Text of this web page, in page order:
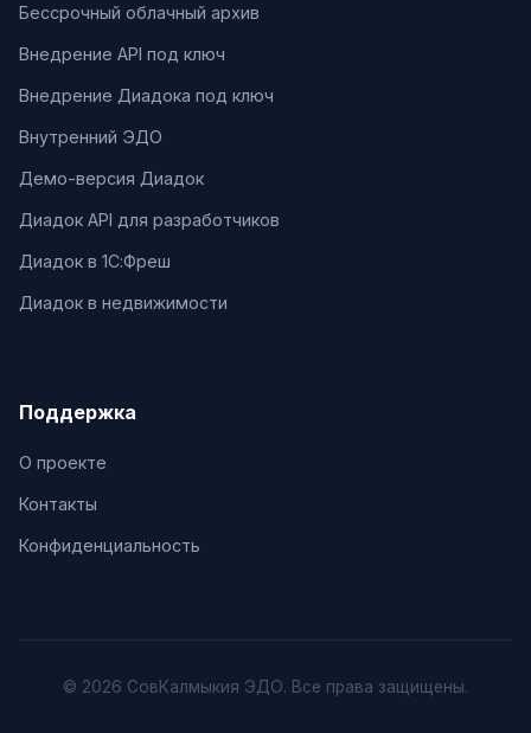
Бессрочный облачный архив
Внедрение API под ключ
Внедрение Диадока под ключ
Внутренний ЭДО
Демо-версия Диадок
Диадок API для разработчиков
Диадок в 1С:Фреш
Диадок в недвижимости
Поддержка
О проекте
Контакты
Конфиденциальность
© 2026 СовКалмыкия ЭДО. Все права защищены.